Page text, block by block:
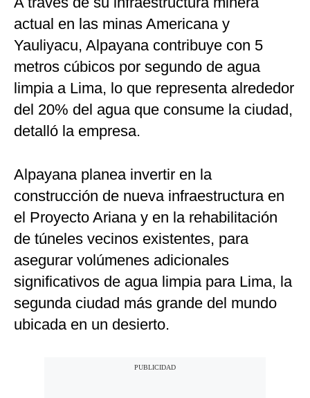
actual en las minas Americana y
Yauliyacu, Alpayana contribuye con 5
metros cúbicos por segundo de agua
limpia a Lima, lo que representa alrededor
del 20% del agua que consume la ciudad,
detalló la empresa.
Alpayana planea invertir en la
construcción de nueva infraestructura en
el Proyecto Ariana y en la rehabilitación
de túneles vecinos existentes, para
asegurar volúmenes adicionales
significativos de agua limpia para Lima, la
segunda ciudad más grande del mundo
ubicada en un desierto.